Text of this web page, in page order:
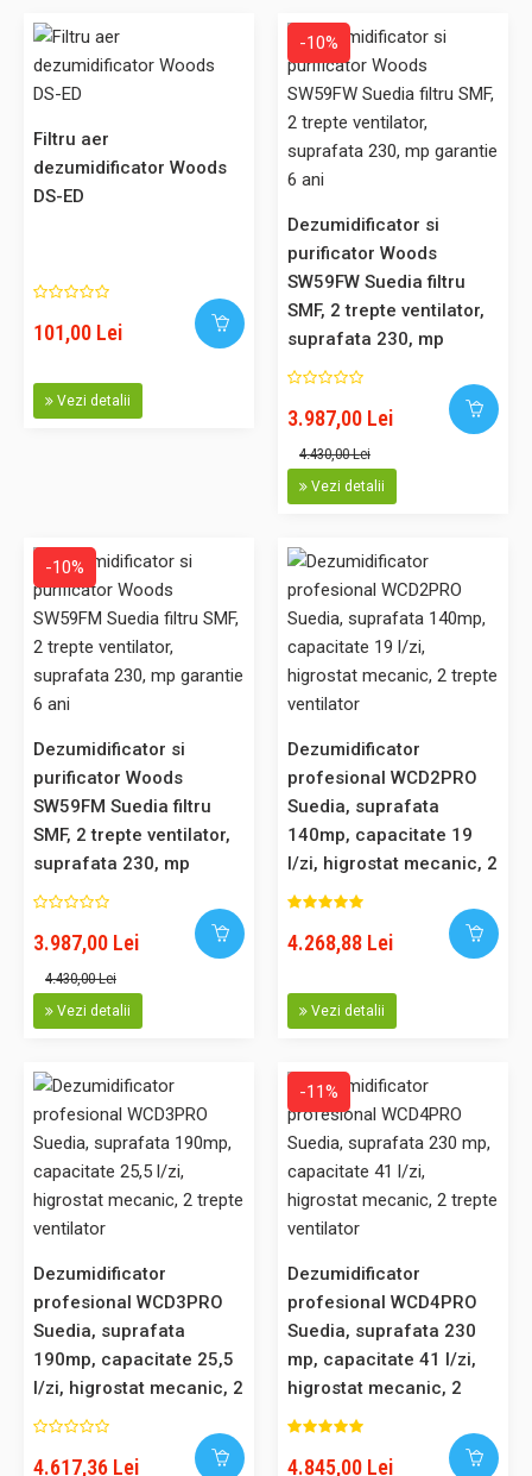
2.730,00 Lei
Adaugă în Coş
2 trepte ventilator, suprafata 100 mp, garantie 6 ani
Noul model Woods SW22: dezumidificator si purificator
suedez. Face parte din noua gama lansata de Woods, fabricat
100% in Suedia. Modelul SW poate fi folosit ca si
Noutatea consta in noul gaz refrigerant ecologic R290.
Woods este prima ..
2.806,00 Lei
Adaugă în Coş
Comparaţie
Dezumidificator si purificator Woods SW22FM Suedia, filtru SMF,
2 trepte ventilator, suprafata 100 mp, garantie 6 ani
suedez. Face parte din noua gama lansata de Woods, fabricat
100% in Suedia. Modelul SW22 poate fi utilizat cu succes ca si
un dezumidificator casnic, dar si pentru muzee, arhive sau
alte spatii unde este necesar un nivel de umiditate controlat..
2.806,00 Lei
Adaugă în Coş
Comparaţie
Filtru aer
dezumidificator Woods
DS-ED
101,00 Lei
Vezi detalii
-10%
Dezumidificator si
purificator Woods
SW59FW Suedia filtru
SMF, 2 trepte ventilator,
suprafata 230, mp
garantie 6 ani
3.987,00 Lei
4.430,00 Lei
Vezi detalii
-10%
Dezumidificator si
purificator Woods
SW59FM Suedia filtru
SMF, 2 trepte ventilator,
suprafata 230, mp
garantie 6 ani
3.987,00 Lei
4.430,00 Lei
Vezi detalii
Dezumidificator
profesional WCD2PRO
Suedia, suprafata
140mp, capacitate 19
l/zi, higrostat mecanic, 2
trepte ventilator
4.268,88 Lei
Vezi detalii
Dezumidificator
profesional WCD3PRO
Suedia, suprafata
190mp, capacitate 25,5
l/zi, higrostat mecanic, 2
trepte ventilator
4.617,36 Lei
-11%
Dezumidificator
profesional WCD4PRO
Suedia, suprafata 230
mp, capacitate 41 l/zi,
higrostat mecanic, 2
trepte ventilator
4.845,00 Lei